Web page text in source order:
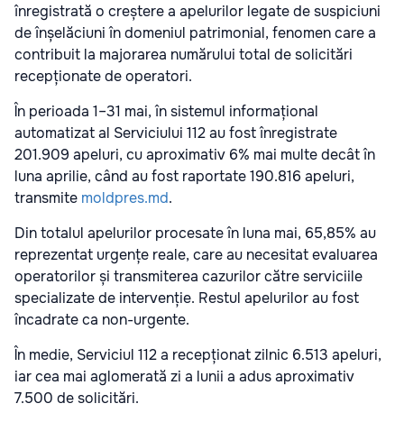
înregistrată o creștere a apelurilor legate de suspiciuni
de înșelăciuni în domeniul patrimonial, fenomen care a
contribuit la majorarea numărului total de solicitări
recepționate de operatori.
În perioada 1–31 mai, în sistemul informațional
automatizat al Serviciului 112 au fost înregistrate
201.909 apeluri, cu aproximativ 6% mai multe decât în
luna aprilie, când au fost raportate 190.816 apeluri,
transmite moldpres.md.
Din totalul apelurilor procesate în luna mai, 65,85% au
reprezentat urgențe reale, care au necesitat evaluarea
operatorilor și transmiterea cazurilor către serviciile
specializate de intervenție. Restul apelurilor au fost
încadrate ca non-urgente.
În medie, Serviciul 112 a recepționat zilnic 6.513 apeluri,
iar cea mai aglomerată zi a lunii a adus aproximativ
7.500 de solicitări.